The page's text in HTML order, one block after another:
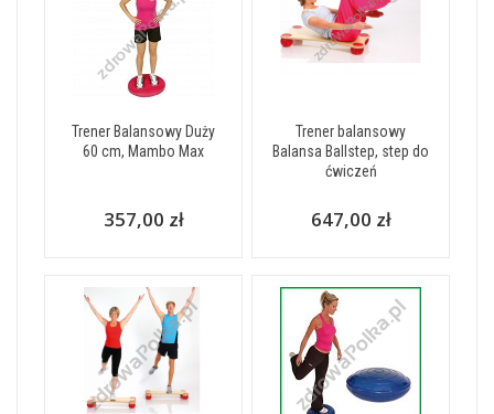
Trener Balansowy Duży
60 cm, Mambo Max
357,00 zł
Trener balansowy
Balansa Ballstep, step do
ćwiczeń
647,00 zł